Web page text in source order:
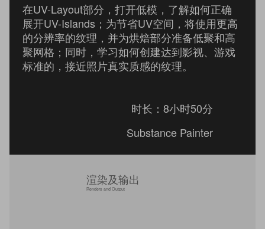
在UV-Layout部分，打开低模，了解如何正确
展开UV-Islands；为节省UV空间，将使用更高
的分辨率的纹理，并为烘焙部分准备低聚和高
聚网格；同时，学习如何创建达到影视、游戏
标准的，接近照片真实质感的纹理。
时长：8小时50分
Substance Painter
渲染及输出
Renders and Output